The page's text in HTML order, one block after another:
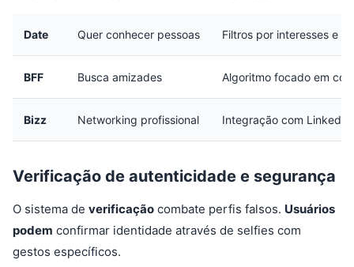
Date Quer conhecer pessoas Filtros por interesses e
BFF Busca amizades Algoritmo focado em
Bizz Networking profissional Integração com LinkedIn
Verificação de autenticidade e segurança
O sistema de verificação combate perfis falsos. Usuários
podem confirmar identidade através de selfies com
gestos específicos.